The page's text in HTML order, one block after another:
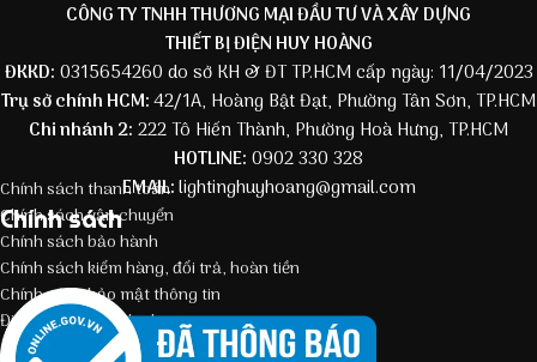
CÔNG TY TNHH THƯƠNG MẠI ĐẦU TƯ VÀ XÂY DỰNG
THIẾT BỊ ĐIỆN HUY HOÀNG
ĐKKD: 0315654260 do sở KH & ĐT TP.HCM cấp ngày: 11/04/2023
Trụ sở chính HCM:42/1A, Hoàng Bật Đạt, Phường Tân Sơn, TP.HCM
Chi nhánh 2: 222 Tô Hiến Thành, Phường Hoà Hưng, TP.HCM
HOTLINE: 0902 330 328
EMAIL:lightinghuyhoang@gmail.com
Chính sách
Chính sách thanh toán
Chính sách vận chuyển
Chính sách bảo hành
Chính sách kiểm hàng, đổi trả, hoàn tiền
Chính sách bảo mật thông tin
Điều kiện giao dịch chung